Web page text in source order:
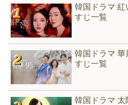
韓国ドラマ 紅
すじ一覧
韓国ドラマ 華
すじ一覧
韓国ドラマ 太